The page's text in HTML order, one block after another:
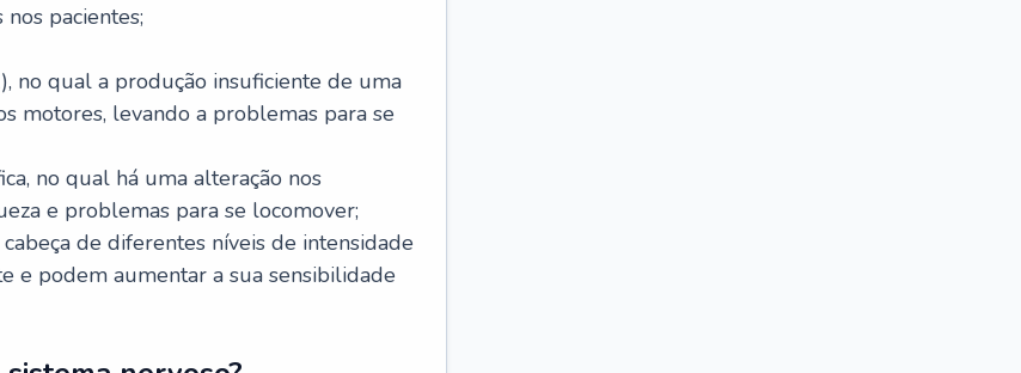
pacientes;
no qual a produção insuficiente de uma
motores, levando a problemas para se
no qual há uma alteração nos
e problemas para se locomover;
de diferentes níveis de intensidade
e podem aumentar a sua sensibilidade